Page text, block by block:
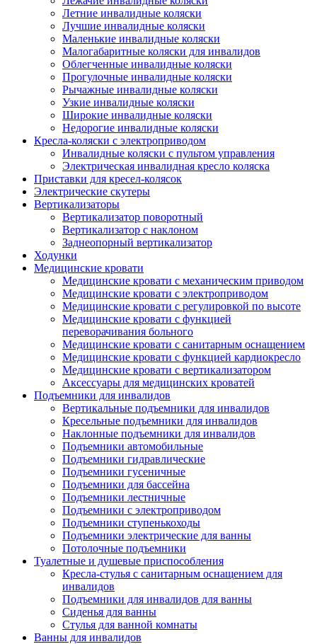
Летние инвалидные коляски
Лучшие инвалидные коляски
Маленькие инвалидные коляски
Малогабаритные коляски для инвалидов
Облегченные инвалидные коляски
Прогулочные инвалидные коляски
Рычажные инвалидные коляски
Узкие инвалидные коляски
Широкие инвалидные коляски
Недорогие инвалидные коляски
Кресла-коляски с электроприводом
Инвалидные коляски с пультом управления
Электрическая инвалидная кресло коляска
Приставки для кресел-колясок
Электрические скутеры
Вертикализаторы
Вертикализатор поворотный
Вертикализатор с наклоном
Заднеопорный вертикализатор
Ходунки
Медицинские кровати
Медицинские кровати с механическим приводом
Медицинские кровати с электроприводом
Медицинские кровати с регулировкой по высоте
Медицинские кровати с функцией
переворачивания больного
Медицинские кровати с санитарным оснащением
Медицинские кровати с функцией кардиокресло
Медицинские кровати с вертикализатором
Аксессуары для медицинских кроватей
Подъемники для инвалидов
Вертикальные подъемники для инвалидов
Кресельные подъемники для инвалидов
Наклонные подъемники для инвалидов
Подъемники автомобильные
Подъемники гидравлические
Подъемники гусеничные
Подъемники для бассейна
Подъемники лестничные
Подъемники с электроприводом
Подъемники ступенькоходы
Подъемники электрические для ванны
Потолочные подъемники
Туалетные и душевые приспособления
Кресла-стулья с санитарным оснащением для
инвалидов
Подъемники для инвалидов для ванны
Сиденья для ванны
Стулья для ванной комнаты
Ванны для инвалидов